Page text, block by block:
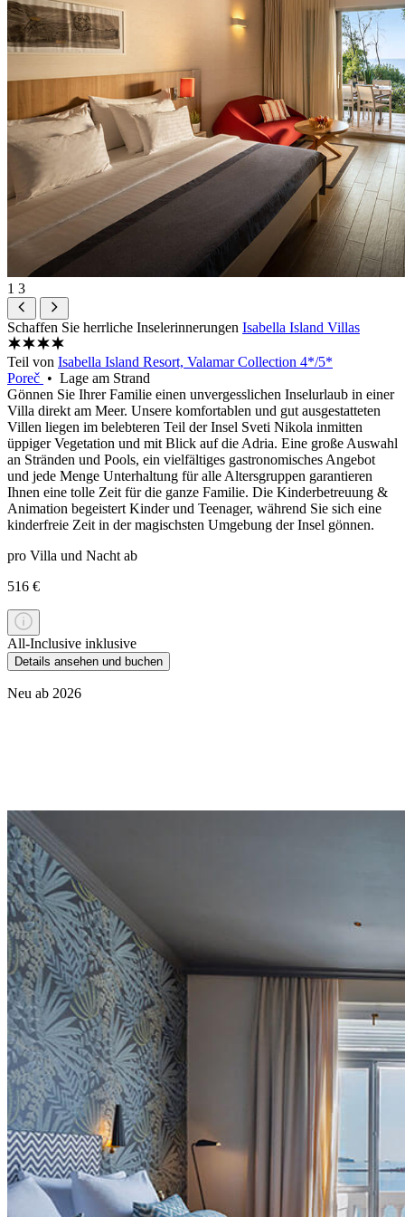
1 3
Schaffen Sie herrliche Inselerinnerungen Isabella Island Villas
Teil von Isabella Island Resort, Valamar Collection 4*/5*
Poreč • Lage am Strand
Gönnen Sie Ihrer Familie einen unvergesslichen Inselurlaub in einer
Villa direkt am Meer. Unsere komfortablen und gut ausgestatteten
Villen liegen im belebteren Teil der Insel Sveti Nikola inmitten
üppiger Vegetation und mit Blick auf die Adria. Eine große Auswahl
an Stränden und Pools, ein vielfältiges gastronomisches Angebot
und jede Menge Unterhaltung für alle Altersgruppen garantieren
Ihnen eine tolle Zeit für die ganze Familie. Die Kinderbetreuung &
Animation begeistert Kinder und Teenager, während Sie sich eine
kinderfreie Zeit in der magischsten Umgebung der Insel gönnen.
pro Villa und Nacht ab
516 €
All-Inclusive inklusive
Details ansehen und buchen
Neu ab 2026